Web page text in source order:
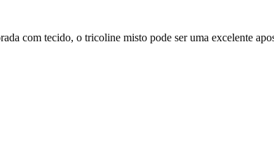
com tecido, o tricoline misto pode ser uma excelente